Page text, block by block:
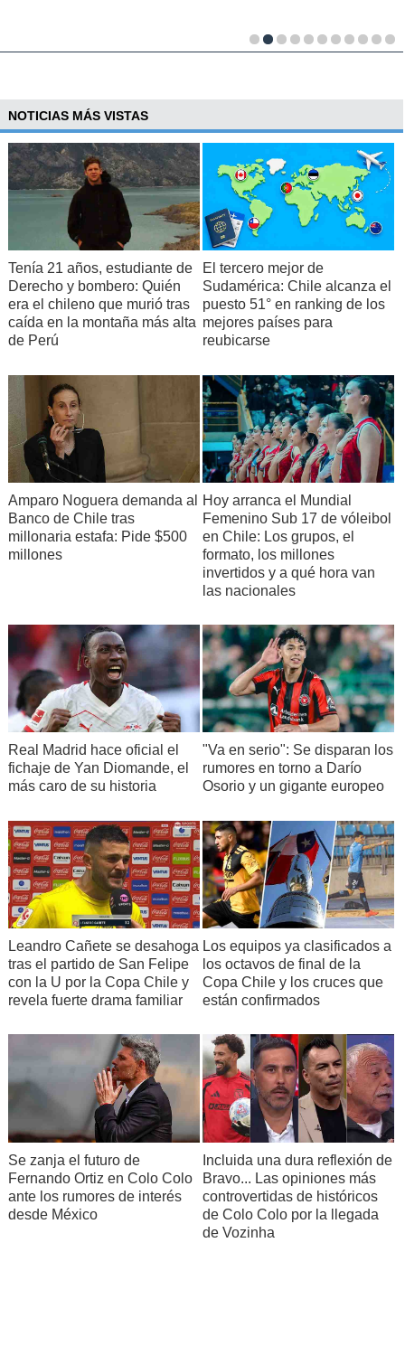
NOTICIAS MÁS VISTAS
Tenía 21 años, estudiante de
Derecho y bombero: Quién
era el chileno que murió tras
caída en la montaña más alta
de Perú
El tercero mejor de
Sudamérica: Chile alcanza el
puesto 51° en ranking de los
mejores países para
reubicarse
Amparo Noguera demanda al
Banco de Chile tras
millonaria estafa: Pide $500
millones
Hoy arranca el Mundial
Femenino Sub 17 de vóleibol
en Chile: Los grupos, el
formato, los millones
invertidos y a qué hora van
las nacionales
Real Madrid hace oficial el
fichaje de Yan Diomande, el
más caro de su historia
"Va en serio": Se disparan los
rumores en torno a Darío
Osorio y un gigante europeo
Leandro Cañete se desahoga
tras el partido de San Felipe
con la U por la Copa Chile y
revela fuerte drama familiar
Los equipos ya clasificados a
los octavos de final de la
Copa Chile y los cruces que
están confirmados
Se zanja el futuro de
Fernando Ortiz en Colo Colo
ante los rumores de interés
desde México
Incluida una dura reflexión de
Bravo... Las opiniones más
controvertidas de históricos
de Colo Colo por la llegada
de Vozinha